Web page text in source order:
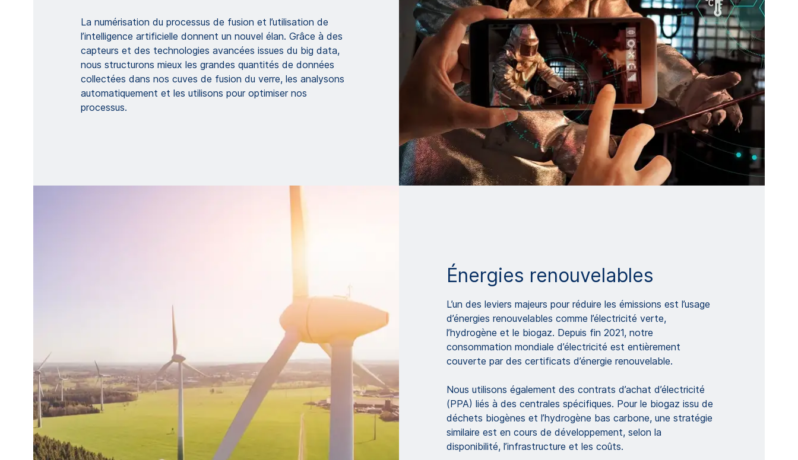
La numérisation du processus de fusion et l’utilisation de
l’intelligence artificielle donnent un nouvel élan. Grâce à des
capteurs et des technologies avancées issues du big data,
nous structurons mieux les grandes quantités de données
collectées dans nos cuves de fusion du verre, les analysons
automatiquement et les utilisons pour optimiser nos
processus.
Énergies renouvelables
L’un des leviers majeurs pour réduire les émissions est l’usage
d’énergies renouvelables comme l’électricité verte,
l’hydrogène et le biogaz. Depuis fin 2021, notre
consommation mondiale d’électricité est entièrement
couverte par des certificats d’énergie renouvelable.
Nous utilisons également des contrats d’achat d’électricité
(PPA) liés à des centrales spécifiques. Pour le biogaz issu de
déchets biogènes et l’hydrogène bas carbone, une stratégie
similaire est en cours de développement, selon la
disponibilité, l’infrastructure et les coûts.